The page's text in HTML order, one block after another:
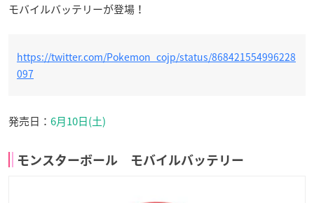
モバイルバッテリーが登場！
https://twitter.com/Pokemon_cojp/status/868421554996228
097
発売日： 6月10日(土)
モンスターボール モバイルバッテリー